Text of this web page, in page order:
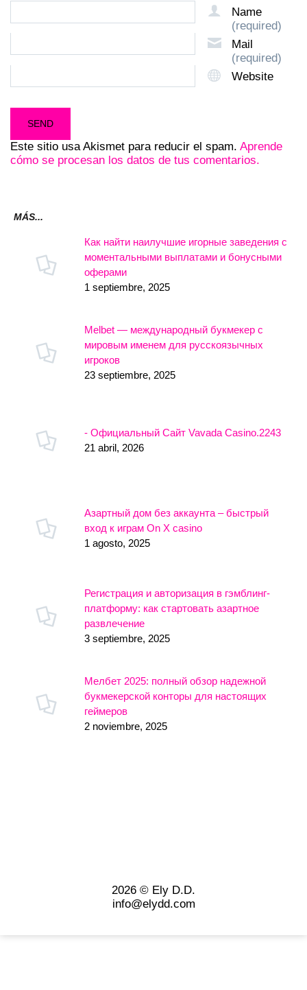
Name
(required)
Mail
(required)
Website
Este sitio usa Akismet para reducir el spam. Aprende
cómo se procesan los datos de tus comentarios.
MÁS...
Как найти наилучшие игорные заведения с
моментальными выплатами и бонусными
оферами
1 septiembre, 2025
Melbet — международный букмекер с
мировым именем для русскоязычных
игроков
23 septiembre, 2025
- Официальный Сайт Vavada Casino.2243
21 abril, 2026
Азартный дом без аккаунта – быстрый
вход к играм On X casino
1 agosto, 2025
Регистрация и авторизация в гэмблинг-
платформу: как стартовать азартное
развлечение
3 septiembre, 2025
Мелбет 2025: полный обзор надежной
букмекерской конторы для настоящих
геймеров
2 noviembre, 2025
2026 © Ely D.D.
info@elydd.com